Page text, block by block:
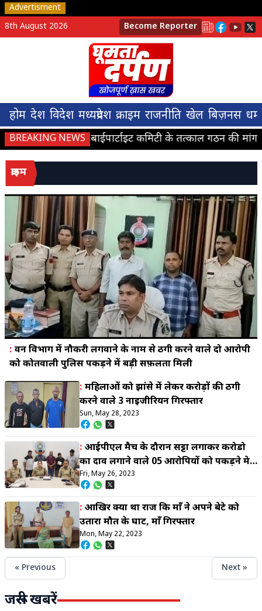
Advertisment
8th August 2026
Become Reporter
होम देश विदेश मध्यप्रदेश क्राइम राजनीति खेल बिज़नस धर्म
BREAKING NEWSज्वाइंट बाईपार्टाइट कमिटी के तत्काल गठन की
क्राइम
: वन विभाग में नौकरी लगवाने के नाम से ठगी करने वाले दो आरोपी
को कोतवाली पुलिस पकड़ने में बड़ी सफ़लता मिली
: महिलाओं को झांसे में लेकर करोड़ों की ठगी
करने वाले 3 नाइजीरियन गिरफ्तार
Sun, May 28, 2023
: आईपीएल मैच के दौरान सट्टा लगाकर करोडो
का दाव लगाने वाले 05 आरोपियों को पकड़ने मे
सरगुजा पुलिस को मिली सफलता
Fri, May 26, 2023
: आखिर क्या था राज कि माँ ने अपने बेटे को
उतारा मौत के घाट, माँ गिरफ्तार
Mon, May 22, 2023
« Previous Next »
जरूरी खबरें